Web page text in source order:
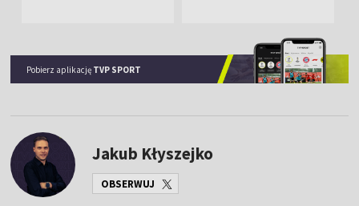
Pobierz aplikację TVP SPORT
Jakub Kłyszejko
OBSERWUJ